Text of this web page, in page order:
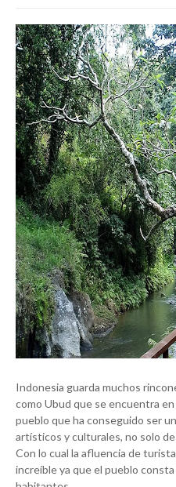
Indonesia guarda muchos
como Ubud que se encuentra
pueblo que ha conseguido ser
artísticos y culturales, no solo
Con lo cual la afluencia de
increíble ya que el pueblo